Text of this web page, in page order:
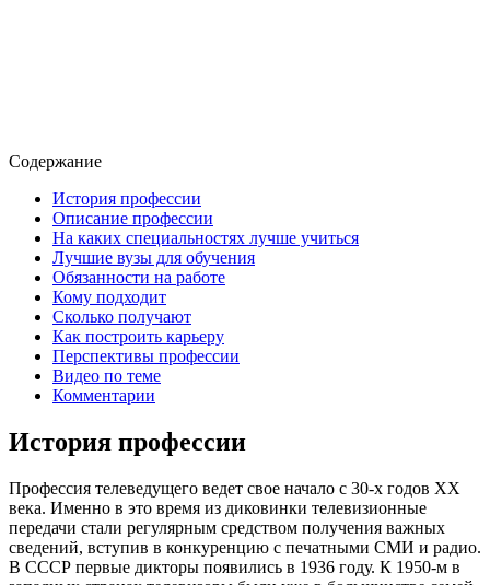
Содержание
История профессии
Описание профессии
На каких специальностях лучше учиться
Лучшие вузы для обучения
Обязанности на работе
Кому подходит
Сколько получают
Как построить карьеру
Перспективы профессии
Видео по теме
Комментарии
История профессии
Профессия телеведущего ведет свое начало с 30-х годов XX
века. Именно в это время из диковинки телевизионные
передачи стали регулярным средством получения важных
сведений, вступив в конкуренцию с печатными СМИ и радио.
В СССР первые дикторы появились в 1936 году. К 1950-м в